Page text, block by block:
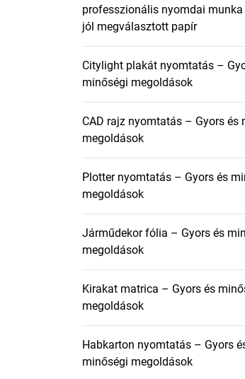
professzionális nyomdai
jól megválasztott papír
Citylight plakát nyomtatás –
minőségi megoldások
CAD rajz nyomtatás – Gyors és
megoldások
Plotter nyomtatás – Gyors és
megoldások
Járműdekor fólia – Gyors és
megoldások
Kirakat matrica – Gyors és
megoldások
Habkarton nyomtatás – Gyors
minőségi megoldások